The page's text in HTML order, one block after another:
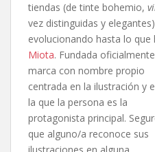
tiendas (de tinte bohemio,
vez distinguidas y
evolucionando hasta lo
Miota. Fundada
marca con nombre propio
centrada en la ilustración y
la que la persona es la
protagonista principal.
que alguno/a reconoce sus